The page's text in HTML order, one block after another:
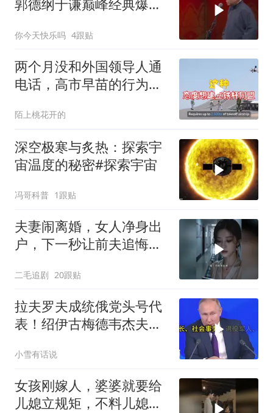
郭德纲于谦巅峰经典爆笑
你今天快乐吗 4跟贴
两个月没和外国领导人通
电话，高市早苗的行为让
陌上桃花开的
深空极寒与炙热：探索宇
宙温度的秘密#探索宇宙
冯哥科普 1跟贴
夫妻闹离婚，女人净身出
户，下一秒让前夫追悔莫
二毛追剧 20跟贴
拉夫罗夫成统俄党头号代
表！绍伊古梅德韦杰夫双
懂了吗
小雪有话说
女孩刚嫁人，婆婆就要给
儿媳立规矩，不料儿媳不